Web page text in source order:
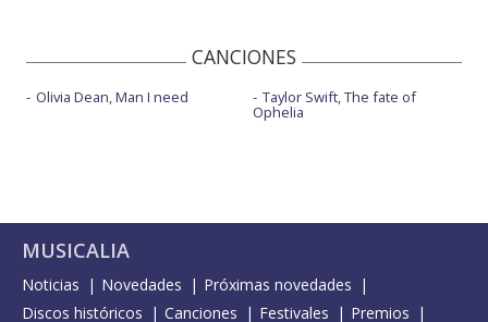
CANCIONES
Olivia Dean, Man I need Taylor Swift, The fate of
Ophelia
MUSICALIA
Noticias Novedades
Próximas novedades
Discos históricos
Canciones Festivales
Premios